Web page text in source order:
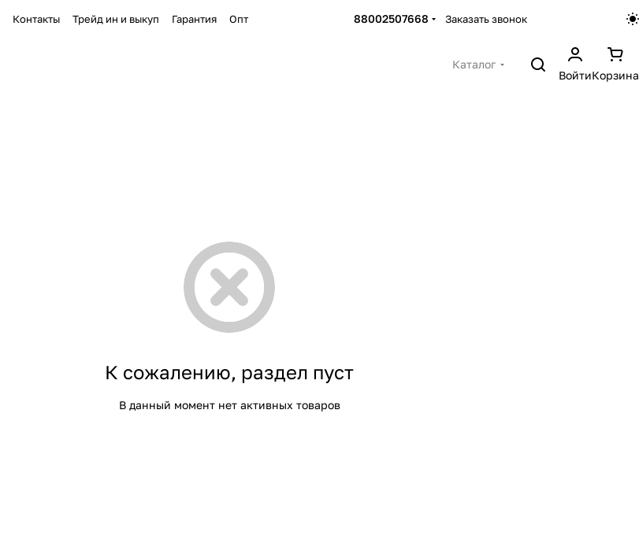
Контакты Трейд ин и выкуп Гарантия Опт 88002507668 Заказать звонок
Каталог
ВойтиКорзина
К сожалению, раздел пуст
В данный момент нет активных товаров